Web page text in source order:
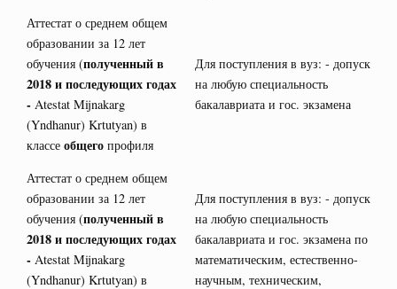
Аттестат о среднем общем
образовании за 12 лет
обучения (полученный в
2018 и последующих годах
- Atestat Mijnakarg
(Yndhanur) Krtutyan) в
классе общегопрофиля
Для поступления в вуз: - допуск
на любую специальность
бакалавриата и гос. экзамена
Аттестат о среднем общем
образовании за 12 лет
обучения (полученный в
2018 и последующих годах
- Atestat Mijnakarg
(Yndhanur) Krtutyan) в
Для поступления в вуз: - допуск
на любую специальность
бакалавриата и гос. экзамена по
математическим, естественно-
научным, техническим,